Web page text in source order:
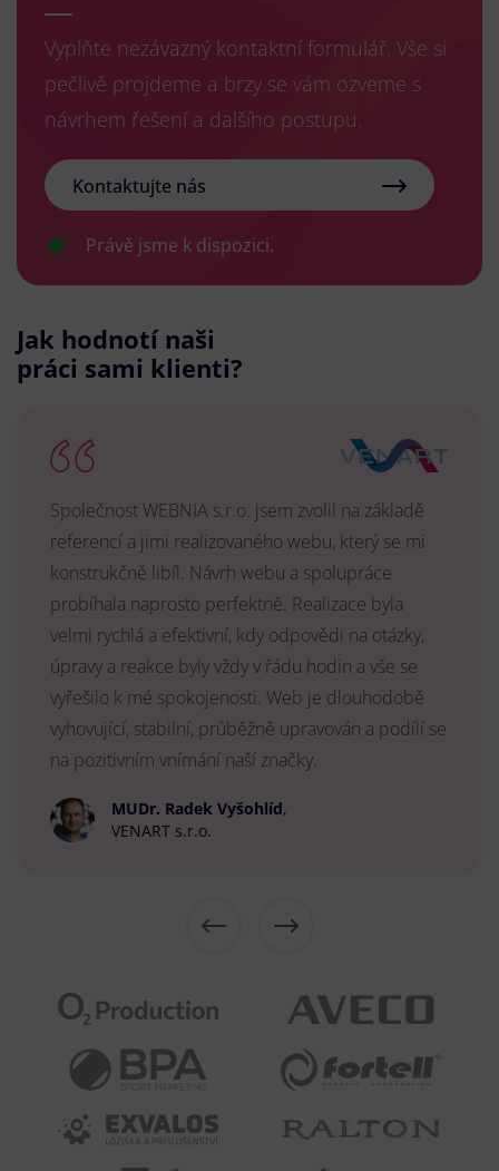
Vyplňte nezávazný kontaktní formulář. Vše si
pečlivě projdeme a brzy se vám ozveme s
návrhem řešení a dalšího postupu.
Kontaktujte nás
Právě jsme k dispozici.
Jak hodnotí naši
práci sami klienti?
Společnost WEBNIA s.r.o. jsem zvolil na základě
referencí a jimi realizovaného webu, který se mi
konstrukčně libíl. Návrh webu a spolupráce
probíhala naprosto perfektně. Realizace byla
velmi rychlá a efektivní, kdy odpovědi na otázky,
úpravy a reakce byly vždy v řádu hodin a vše se
vyřešilo k mé spokojenosti. Web je dlouhodobě
vyhovující, stabilní, průběžně upravován a podílí se
na pozitivním vnímání naší značky.
MUDr. Radek Vyšohlíd,
VENART s.r.o.